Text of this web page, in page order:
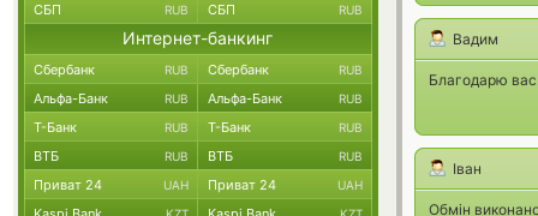
Вадим
Благодарю
Іван
Обмін
СБП RUB СБП RUB
Интернет-банкинг
Сбербанк RUB Сбербанк RUB
Альфа-Банк RUB Альфа-Банк RUB
Т-Банк RUB Т-Банк RUB
ВТБ RUB ВТБ RUB
Приват 24 UAH Приват 24 UAH